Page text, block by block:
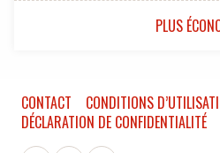
PLUS
CONTACT
CONDITIONS
DÉCLARATION DE CONFIDENTIALITÉ